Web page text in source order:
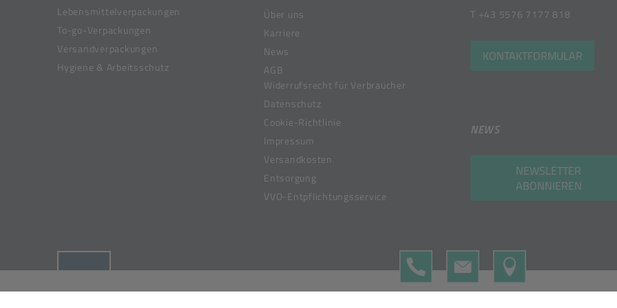
Lebensmittelverpackungen
To-go-Verpackungen
Versandverpackungen
Hygiene & Arbeitsschutz
Über uns
Karriere
News
AGB
Widerrufsrecht für Verbraucher
Datenschutz
Cookie-Richtlinie
Impressum
Versandkosten
Entsorgung
VVO-Entpflichtungsservice
T +43 5576 7177 818
KONTAKTFORMULAR
NEWS
NEWSLETTER
ABONNIEREN
© 2019-2026 Meier Verpackungen GmbH, Member of the Bunzl Group
TELEFON KONTAKTFORMULAR
MAP